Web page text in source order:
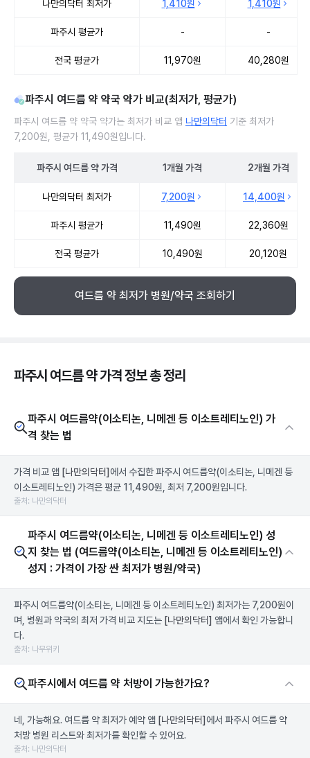
나만의닥터 최저가 1,410원 1,410원
파주시 평균가 - -
전국 평균가 11,970원 40,280원
파주시 여드름 약 약국 약가 비교(최저가, 평균가)
파주시 여드름 약 약국 약가는 최저가 비교 앱 나만의닥터 기준 최저가
7,200원, 평균가 11,490원입니다.
파주시 여드름 약가격 1개월 가격 2개월 가격
나만의닥터 최저가 7,200원 14,400원
파주시 평균가 11,490원 22,360원
전국 평균가 10,490원 20,120원
여드름 약 최저가 병원/약국 조회하기
파주시 여드름 약 가격 정보 총 정리
파주시 여드름약(이소티논, 니메겐 등 이소트레티노인) 가
격 찾는 법
가격 비교 앱 [나만의닥터] 에서 수집한 파주시 여드름약(이소티논, 니메겐 등
이소트레티노인) 가격은 평균 11,490원, 최저 7,200원입니다.
출처: 나만의닥터
파주시 여드름약(이소티논, 니메겐 등 이소트레티노인) 성
지 찾는 법 (여드름약(이소티논, 니메겐 등 이소트레티노인)
성지 : 가격이 가장 싼 최저가 병원/약국)
파주시 여드름약(이소티논, 니메겐 등 이소트레티노인) 최저가는 7,200원이
며, 병원과 약국의 최저 가격 비교 지도는 [나만의닥터] 앱에서 확인 가능합니
다.
출처: 나무위키
파주시에서 여드름 약 처방이 가능한가요?
네, 가능해요. 여드름 약 최저가 예약 앱 [나만의닥터] 에서 파주시 여드름 약
처방 병원 리스트와 최저가를 확인할 수 있어요.
출처: 나만의닥터